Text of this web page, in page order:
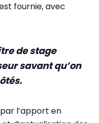
fournie, avec
de stage
savant qu’on
l’apport en